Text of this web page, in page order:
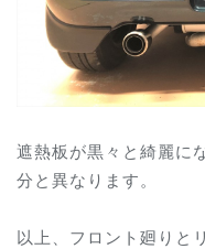
遮熱板が黒々と綺麗に
分と異なります。
以上、フロント廻りと